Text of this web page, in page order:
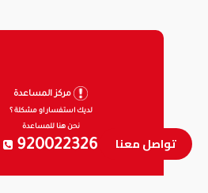
تواصل معنا
مركز المساعدة
لديك استفسار او مشكلة ؟
نحن هنا للمساعدة
920022326